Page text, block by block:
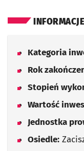
Kategoria
Rok
Stopień
Wartość
Jednostka
Osiedle: